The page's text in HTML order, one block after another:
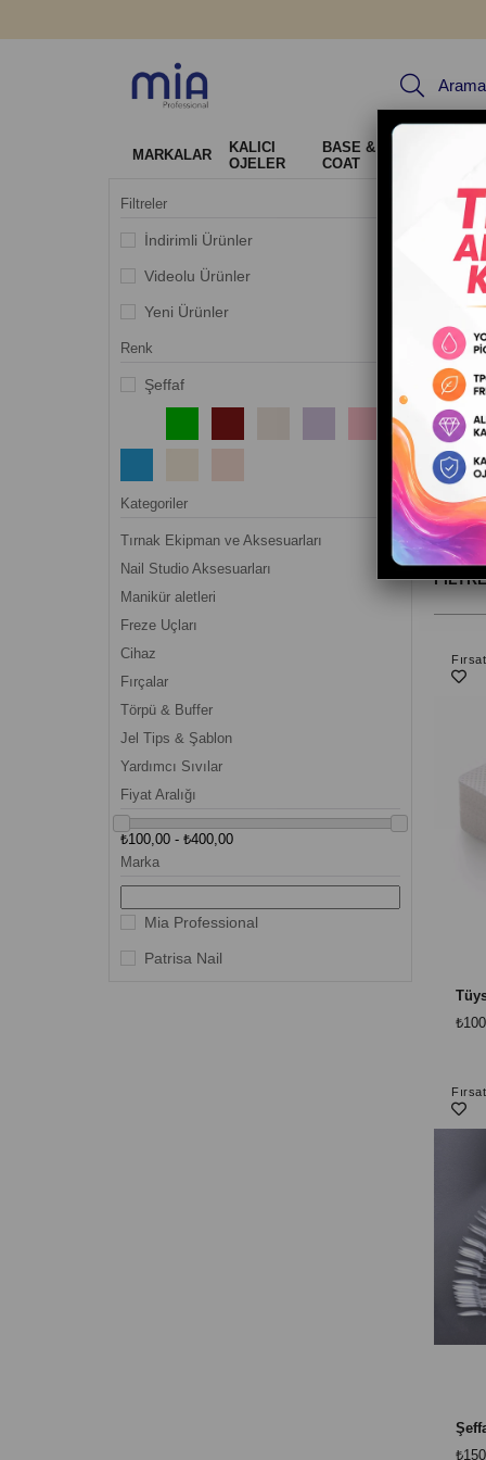
MARKALAR
KALICI
OJELER
BASE & TOP
COAT
Filtreler
İndirimli Ürünler
Videolu Ürünler
Yeni Ürünler
Renk
Şeffaf
Kategoriler
Tırnak Ekipman ve Aksesuarları
Nail Studio Aksesuarları
Manikür aletleri
Freze Uçları
Cihaz
Fırçalar
Törpü & Buffer
Jel Tips & Şablon
Yardımcı Sıvılar
Fiyat Aralığı
₺100,00 - ₺400,00
Marka
Mia Professional
Patrisa Nail
Nail
Bu
konfor
Hem